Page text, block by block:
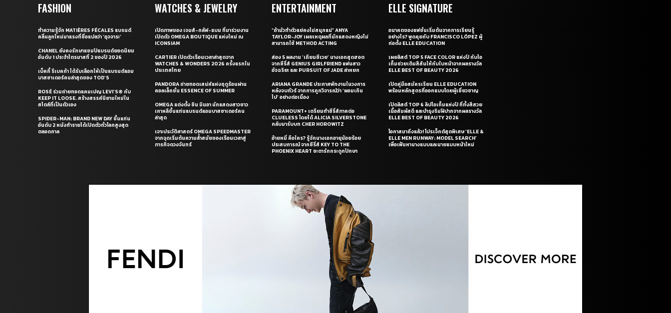
FASHION
ทำความรู้จัก MATIÈRES FÉCALES แบรนด์
คลื่นลูกใหม่มาแรงที่ชื่อแปลว่า ‘อุจจาระ’
CHANEL ยังคงรักษาแชมป์แบรนด์ยอดนิยม
อันดับ 1 ประจำไตรมาสที่ 2 ของปี 2026
เบ็คกี้ รีเบคก้า ได้รับเลือกให้เป็นแบรนด์แอม
บาสซาเดอร์คนล่าสุดของ TOD’S
ROSÉ ร่วมถ่ายทอดแคมเปญ LEVI’S® กับ
KEEP IT LOOSE. สร้างสรรค์นิยามใหม่ใน
สไตล์ที่เป็นตัวเอง
SPIDER-MAN: BRAND NEW DAY ขึ้นแท่น
อันดับ 2 หนังทำรายได้เปิดตัวทั่วโลกสูงสุด
ตลอดกาล
WATCHES & JEWELRY
เปิดภาพของ เจมส์-กลัฟ-แบม ที่มาร่วมงาน
เปิดตัว OMEGA BOUTIQUE แห่งใหม่ ณ
ICONSIAM
CARTIER เปิดตัวเรือนเวลาล่าสุดจาก
WATCHES & WONDERS 2026 ครั้งแรกใน
ประเทศไทย
PANDORA ถ่ายทอดเสน่ห์แห่งฤดูร้อนผ่าน
คอลเล็กชั่น ESSENCE OF SUMMER
OMEGA แต่งตั้ง ชิน มินอา นักแสดงสาวชาว
เกาหลีขึ้นแท่นแบรนด์แอมบาสซาเดอร์คน
ล่าสุด
เจาะประวัติศาสตร์ OMEGA SPEEDMASTER
จากจุดเริ่มต้นความล้ำสมัยของเรือนเวลาสู่
ภารกิจดวงจันทร์
ENTERTAINMENT
“ถ้ามัวทำตัวแย่คงไม่สนุกแน่” ANYA
TAYLOR-JOY เผยเหตุผลที่นักแสดงหญิงไม่
สามารถใช้ METHOD ACTING
ส่อง 5 ผลงาน ‘เถียนซีเวย’ นางเอกสุดฮอต
จากซีรี่ส์ GENIUS GIRLFRIEND แฟนสาว
อัจฉริยะ และ PURSUIT OF JADE ล่าหยก
ARIANA GRANDE ประกาศพักงานในวงการ
หลังจบทัวร์ จากการถูกวิจารณ์ว่า ‘ผอมเกิน
ไป’ อย่างต่อเนื่อง
PARAMOUNT+ เตรียมทำซีรี่ส์ภาคต่อ
CLUELESS โดยได้ ALICIA SILVERSTONE
กลับมารับบท CHER HOROWITZ
อ้ายหมี่ คือใคร? รู้จักนางเอกอายุน้อยร้อย
ประสบการณ์ จากซีรี่ส์ KEY TO THE
PHOENIX HEART ชะตารักกระดูกปักษา
ELLE SIGNATURE
อนาคตของแฟชั่นเริ่มต้นจากการเรียนรู้
อย่างไร? พูดคุยกับ FRANCISCO LÓPEZ ผู้
ก่อตั้ง ELLE EDUCATION
เผยลิสต์ TOP 5 FACE COLOR แห่งปี กับไอ
เท็มช่วยเติมสีสันให้กับใบหน้าจากผลรางวัล
ELLE BEST OF BEAUTY 2026
เปิดคู่มือสมัครเรียน ELLE EDUCATION
พร้อมหลักสูตรที่ออกแบบโดยผู้เชี่ยวชาญ
เปิดลิสต์ TOP 6 ลิปไอเท็มแห่งปี ที่ทั้งสีสวย
เนื้อสัมผัสดี และบำรุงริมฝีปากจากผลรางวัล
ELLE BEST OF BEAUTY 2026
โอกาสมาถึงแล้ว! โปรเจ็กต์สุดพิเศษ ‘ELLE &
ELLE MEN RUNWAY: MODEL SEARCH’
เพื่อเฟ้นหานางแบบและนายแบบหน้าใหม่